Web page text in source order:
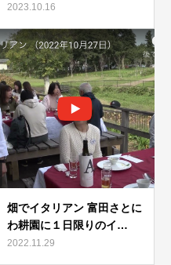
2023.10.16
畑でイタリアン 富田さとに
わ耕園に１日限りのイ…
2022.11.29